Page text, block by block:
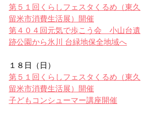
第５１回くらしフェスタくるめ（東久
留米市消費生活展）開催
第４０４回元気で歩こう会　小山台遺
跡公園から氷川 台緑地保全地域へ
１８日（日）
第５１回くらしフェスタくるめ（東久
留米市消費生活展）開催
子どもコンシューマー講座開催